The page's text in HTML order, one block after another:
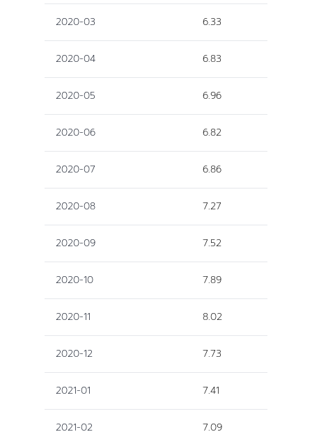
2020-03 6.33
2020-04 6.83
2020-05 6.96
2020-06 6.82
2020-07 6.86
2020-08 7.27
2020-09 7.52
2020-10 7.89
2020-11 8.02
2020-12 7.73
2021-01 7.41
2021-02 7.09